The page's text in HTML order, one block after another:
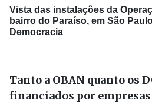
Vista das instalações da
bairro do Paraíso, em São
Democracia
Tanto a OBAN quanto os
financiados por